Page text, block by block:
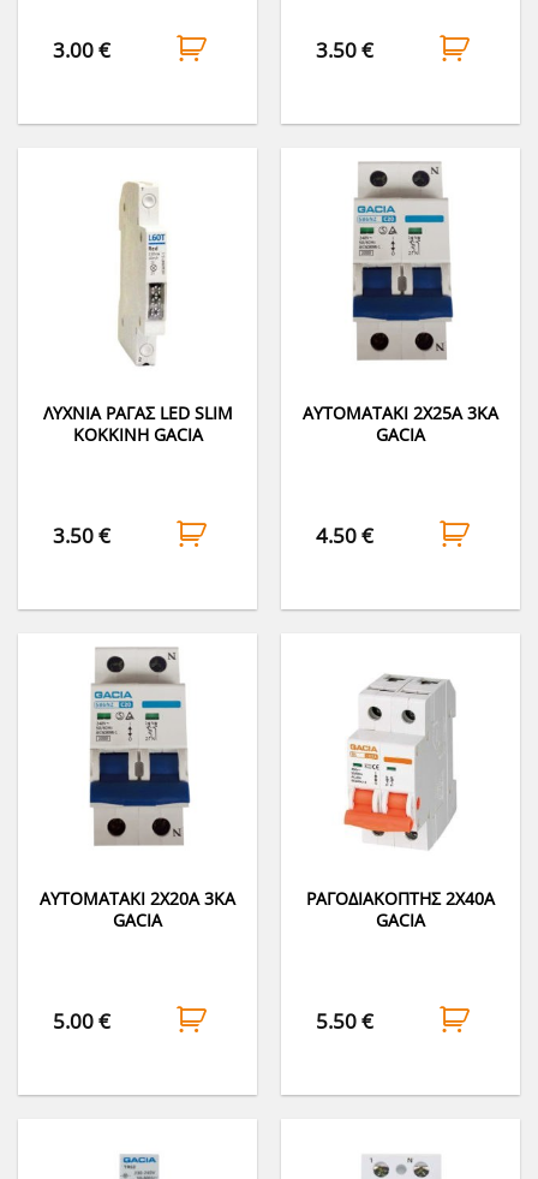
3.00€ 3.50€
ΛΥΧΝΙΑ ΡΑΓΑΣ LED SLIM
ΚΟΚΚΙΝΗ GACIA
3.50€
ΑΥΤΟΜΑΤΑΚΙ 2Χ25A 3KA
GACIA
4.50€
ΑΥΤΟΜΑΤΑΚΙ 2Χ20A 3KA
GACIA
5.00€
ΡΑΓΟΔΙΑΚΟΠΤΗΣ 2Χ40Α
GACIA
5.50€